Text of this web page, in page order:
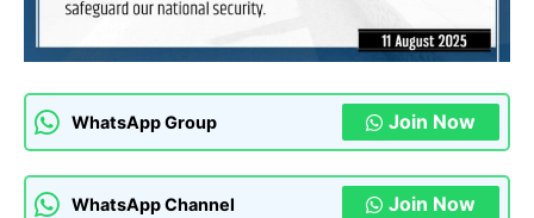
WhatsApp Group Join Now
WhatsApp Channel Join Now